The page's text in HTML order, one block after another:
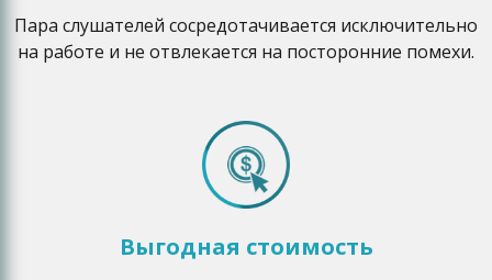
Пара слушателей сосредотачивается исключительно
на работе и не отвлекается на посторонние помехи.
Выгодная стоимость